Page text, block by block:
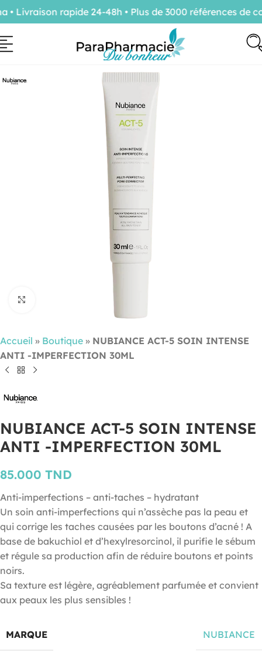
Cliquez pour agrandir
Accueil » Boutique » NUBIANCE ACT-5 SOIN INTENSE
ANTI -IMPERFECTION 30ML
NUBIANCE ACT-5 SOIN INTENSE
ANTI -IMPERFECTION 30ML
85.000 TND
Anti-imperfections – anti-taches – hydratant
Un soin anti-imperfections qui n’assèche pas la peau et
qui corrige les taches causées par les boutons d’acné ! A
base de bakuchiol et d’hexylresorcinol, il purifie le sébum
et régule sa production afin de réduire boutons et points
noirs.
Sa texture est légère, agréablement parfumée et convient
aux peaux les plus sensibles !
MARQUE NUBIANCE
rapide 24-48h • Plus de 3000 références de